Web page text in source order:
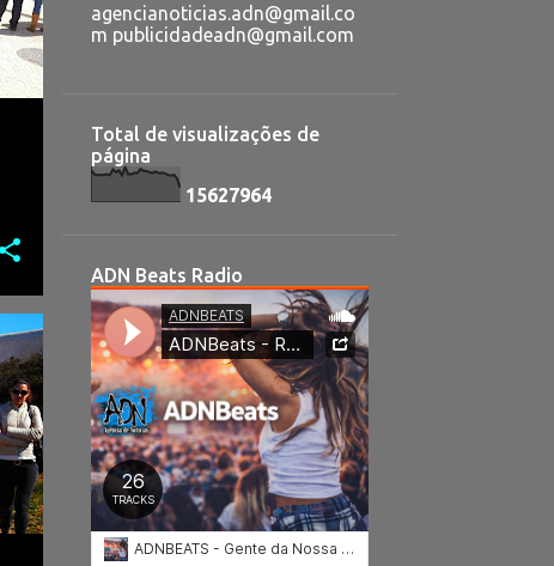
agencianoticias.adn@gmail.co
m publicidadeadn@gmail.com
Total de visualizações de
página
1 5627964
ADN Beats Radio